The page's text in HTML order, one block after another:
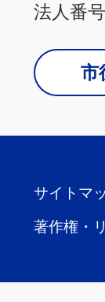
法人番
市
サイトマ
著作権・